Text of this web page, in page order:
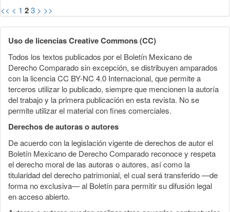
<< < 1 23 > >>
Uso de licencias Creative Commons (CC)
Todos los textos publicados por el Boletín Mexicano de
Derecho Comparado sin excepción, se distribuyen amparados
con la licencia CC BY-NC 4.0 Internacional, que permite a
terceros utilizar lo publicado, siempre que mencionen la autoría
del trabajo y la primera publicación en esta revista. No se
permite utilizar el material con fines comerciales.
Derechos de autoras o autores
De acuerdo con la legislación vigente de derechos de autor el
Boletín Mexicano de Derecho Comparado reconoce y respeta
el derecho moral de las autoras o autores, así como la
titularidad del derecho patrimonial, el cual será transferido —de
forma no exclusiva— al Boletín para permitir su difusión legal
en acceso abierto.